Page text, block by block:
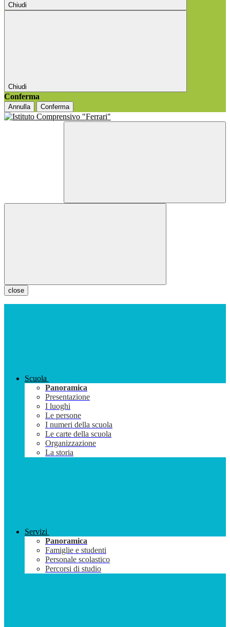
Chiudi
Chiudi
Conferma
Annulla Conferma
close
Scuola
Panoramica
Presentazione
I luoghi
Le persone
I numeri della scuola
Le carte della scuola
Organizzazione
La storia
Servizi
Panoramica
Famiglie e studenti
Personale scolastico
Percorsi di studio